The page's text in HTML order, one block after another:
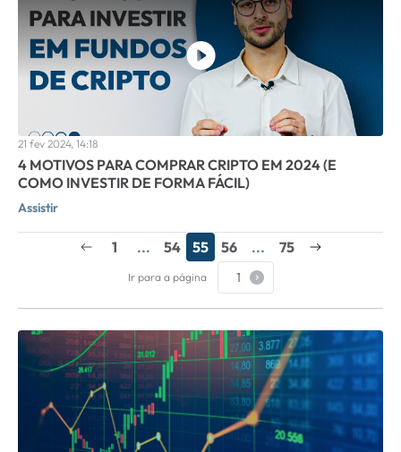
21 fev 2024, 14:18
4 MOTIVOS PARA COMPRAR CRIPTO EM 2024 (E
COMO INVESTIR DE FORMA FÁCIL)
Assistir
1 ... 54 55 56 ... 75
Ir para a página